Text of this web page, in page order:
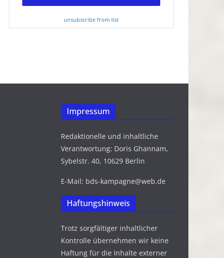
unsubscribe from list
Impressum
Redaktionelle und inhaltliche
Verantwortung: Doris Ghannam,
Sybelstr. 40, 10629 Berlin
E-Mail: bds-kampagne@web.de
Haftungshinweis
Trotz sorgfältiger inhaltlicher
Kontrolle übernehmen wir keine
Haftung für die Inhalte externer